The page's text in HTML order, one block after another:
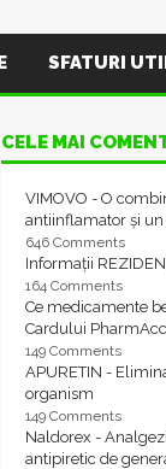
SFATURI
CELE MAI
VIMOVO - O
antiinflamator și
646 Comments
Informații
164 Comments
Ce medicamente
Cardului
149 Comments
APURETIN -
organism
149 Comments
Naldorex -
antipiretic de